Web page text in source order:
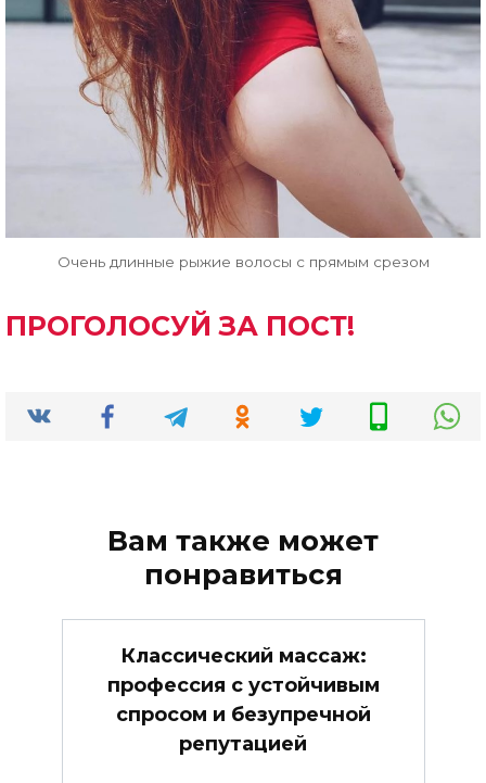
Очень длинные рыжие волосы с прямым срезом
ПРОГОЛОСУЙ ЗА ПОСТ!
Вам также может
понравиться
Классический массаж:
профессия с устойчивым
спросом и безупречной
репутацией